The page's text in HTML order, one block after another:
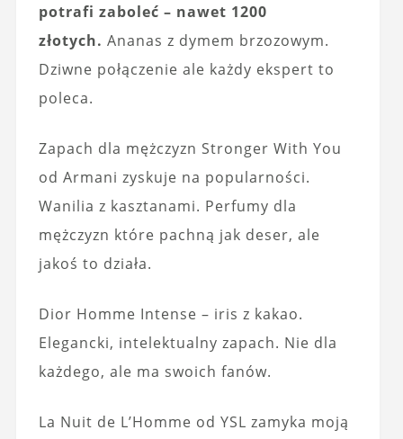
potrafi zaboleć – nawet 1200
złotych. Ananas z dymem brzozowym.
Dziwne połączenie ale każdy ekspert to
poleca.
Zapach dla mężczyzn Stronger With You
od Armani zyskuje na popularności.
Wanilia z kasztanami. Perfumy dla
mężczyzn które pachną jak deser, ale
jakoś to działa.
Dior Homme Intense – iris z kakao.
Elegancki, intelektualny zapach. Nie dla
każdego, ale ma swoich fanów.
La Nuit de L’Homme od YSL zamyka moją